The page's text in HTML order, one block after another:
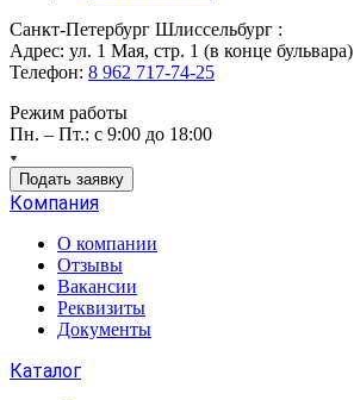
Санкт-Петербург Шлиссельбург :
Адрес: ул. 1 Мая, стр. 1 (в конце бульвара)
Телефон: 8 962 717-74-25
Режим работы
Пн. – Пт.: с 9:00 до 18:00
Подать заявку
Компания
О компании
Отзывы
Вакансии
Реквизиты
Документы
Каталог